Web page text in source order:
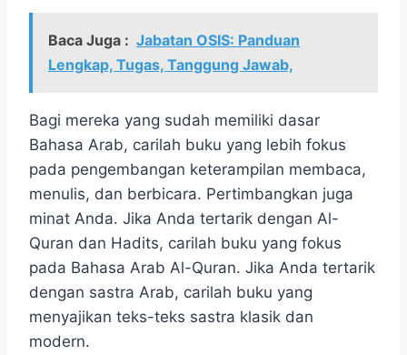
Baca Juga : Jabatan OSIS: Panduan
Lengkap, Tugas, Tanggung Jawab,
Bagi mereka yang sudah memiliki dasar
Bahasa Arab, carilah buku yang lebih fokus
pada pengembangan keterampilan membaca,
menulis, dan berbicara. Pertimbangkan juga
minat Anda. Jika Anda tertarik dengan Al-
Quran dan Hadits, carilah buku yang fokus
pada Bahasa Arab Al-Quran. Jika Anda tertarik
dengan sastra Arab, carilah buku yang
menyajikan teks-teks sastra klasik dan
modern.